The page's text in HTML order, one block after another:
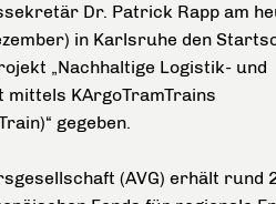
Dr. Patrick Rapp am
in Karlsruhe den
„Nachhaltige Logistik- und
mittels KArgoTramTrains
gegeben.
(AVG) erhält rund